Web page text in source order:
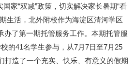
家“双减”政策，切实解决家长暑期“看
生活，北外附校作为海淀区清河学区
办了第一期托管服务工作。本期托管服
的41名学生参与，从7月7日至7月25
打造了一个充实、快乐、有意义的假期